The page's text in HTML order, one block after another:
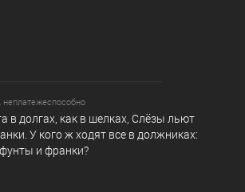
в долгах, как в шелках, Слёзы льют
У кого ж ходят все в должниках:
и франки?